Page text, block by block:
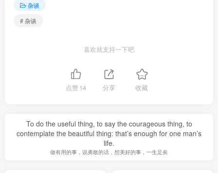
杂谈
# 杂谈
喜欢就支持一下吧
点赞14 分享 收藏
To do the useful thing, to say the courageous thing, to
contemplate the beautiful thing: that’s enough for one man’s
life.
做有用的事，说勇敢的话，想美好的事，一生足矣